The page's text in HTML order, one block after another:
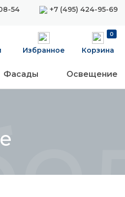
54 +7 (495) 424-95-69
Избранное
0
Корзина
Фасады Освещение